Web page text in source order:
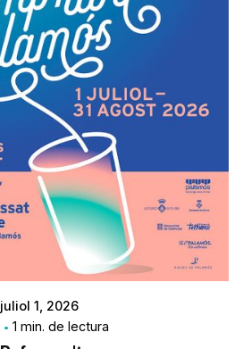
juliol 1, 2026
1 min. de lectura